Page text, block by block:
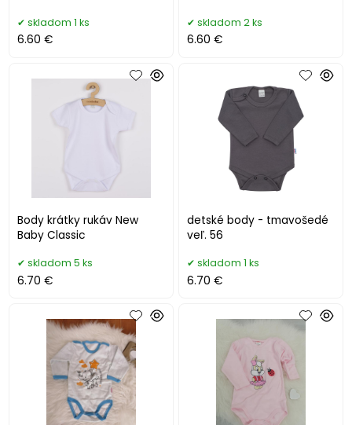
skladom 1 ks
6.60 €
skladom 2 ks
6.60 €
Body krátky rukáv New
Baby Classic
skladom 5 ks
6.70 €
detské body - tmavošedé
veľ. 56
skladom 1 ks
6.70 €